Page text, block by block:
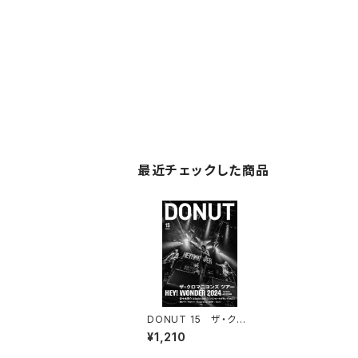
最近チェックした商品
DONUT 15 ザ・クロ
マニヨンズ「HEY! WO
NDER 2024」
¥1,210